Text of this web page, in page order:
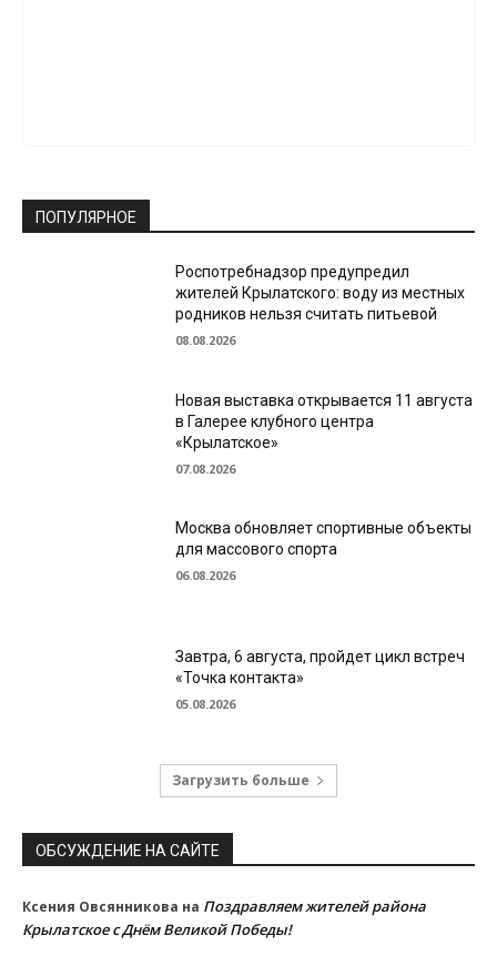
ПОПУЛЯРНОЕ
Роспотребнадзор предупредил
жителей Крылатского: воду из местных
родников нельзя считать питьевой
08.08.2026
Новая выставка открывается 11 августа
в Галерее клубного центра
«Крылатское»
07.08.2026
Москва обновляет спортивные объекты
для массового спорта
06.08.2026
Завтра, 6 августа, пройдет цикл встреч
«Точка контакта»
05.08.2026
Загрузить больше
ОБСУЖДЕНИЕ НА САЙТЕ
Ксения Овсянникова на Поздравляем жителей района
Крылатское с Днём Великой Победы!